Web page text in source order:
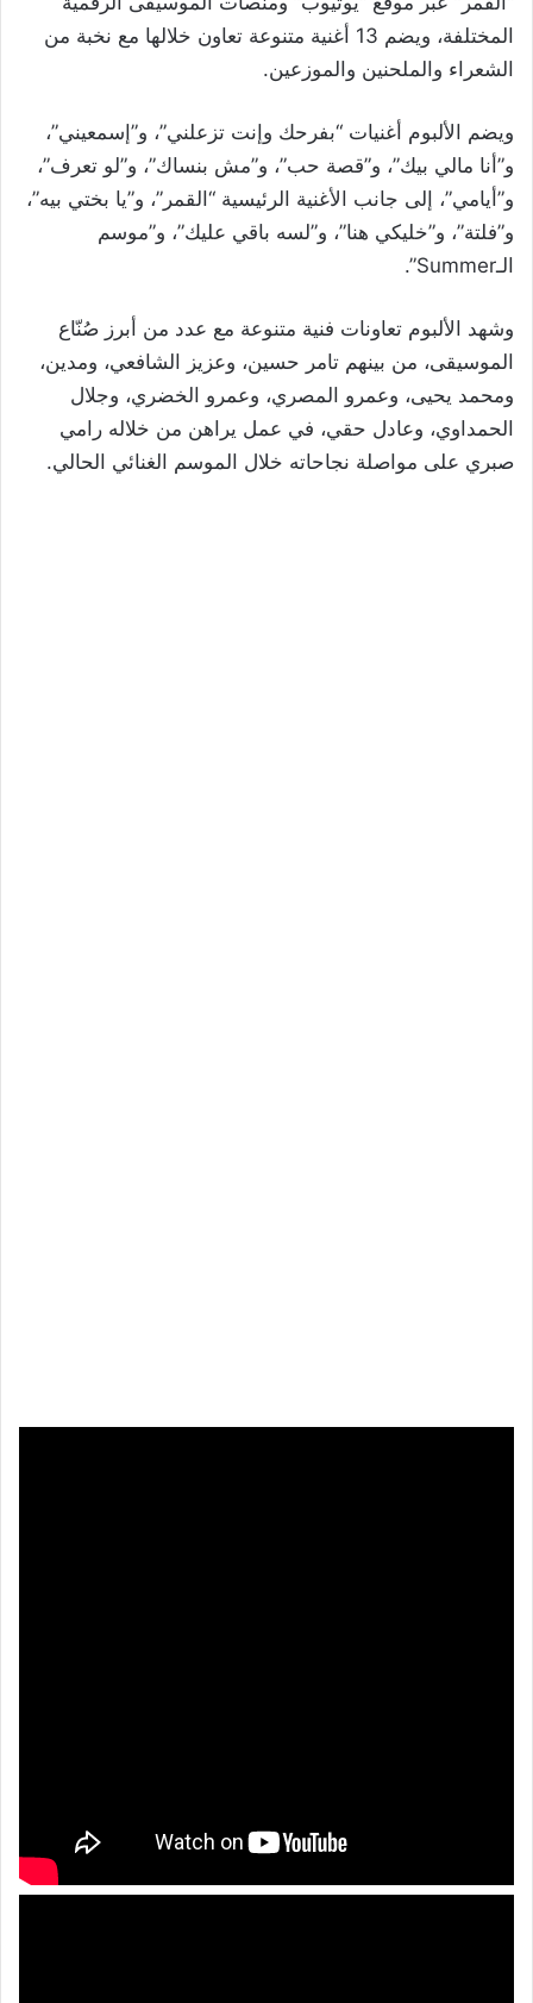
المختلفة، ويضم 13 أغنية متنوعة تعاون خلالها مع نخبة من
الشعراء والملحنين والموزعين.
ويضم الألبوم أغنيات “بفرحك وإنت تزعلني”، و”إسمعيني”،
و”أنا مالي بيك”، و”قصة حب”، و”مش بنساك”، و”لو تعرف”،
و”أيامي”، إلى جانب الأغنية الرئيسية “القمر”، و”يا بختي بيه”،
و”فلتة”، و”خليكي هنا”، و”لسه باقي عليك”، و”موسم
الـSummer”.
وشهد الألبوم تعاونات فنية متنوعة مع عدد من أبرز صُنّاع
الموسيقى، من بينهم تامر حسين، وعزيز الشافعي، ومدين،
ومحمد يحيى، وعمرو المصري، وعمرو الخضري، وجلال
الحمداوي، وعادل حقي، في عمل يراهن من خلاله رامي
صبري على مواصلة نجاحاته خلال الموسم الغنائي الحالي.